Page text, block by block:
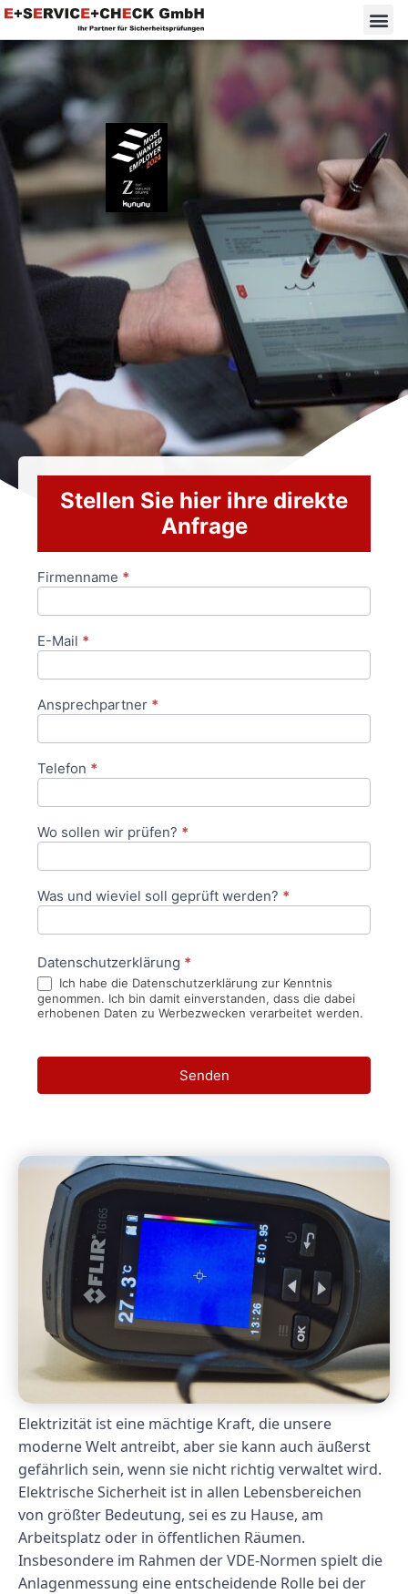
Stellen Sie hier ihre direkte
Anfrage
Anfrageformular
Firmenname *
E-Mail *
Ansprechpartner *
Telefon *
Wo sollen wir prüfen? *
Was und wieviel soll geprüft werden? *
Datenschutzerklärung *
Ich habe die Datenschutzerklärung zur Kenntnis
genommen. Ich bin damit einverstanden, dass die dabei
erhobenen Daten zu Werbezwecken verarbeitet werden.
Senden
Elektrizität ist eine mächtige Kraft, die unsere
moderne Welt antreibt, aber sie kann auch äußerst
gefährlich sein, wenn sie nicht richtig verwaltet wird.
Elektrische Sicherheit ist in allen Lebensbereichen
von größter Bedeutung, sei es zu Hause, am
Arbeitsplatz oder in öffentlichen Räumen.
Insbesondere im Rahmen der VDE-Normen spielt die
Anlagenmessung eine entscheidende Rolle bei der